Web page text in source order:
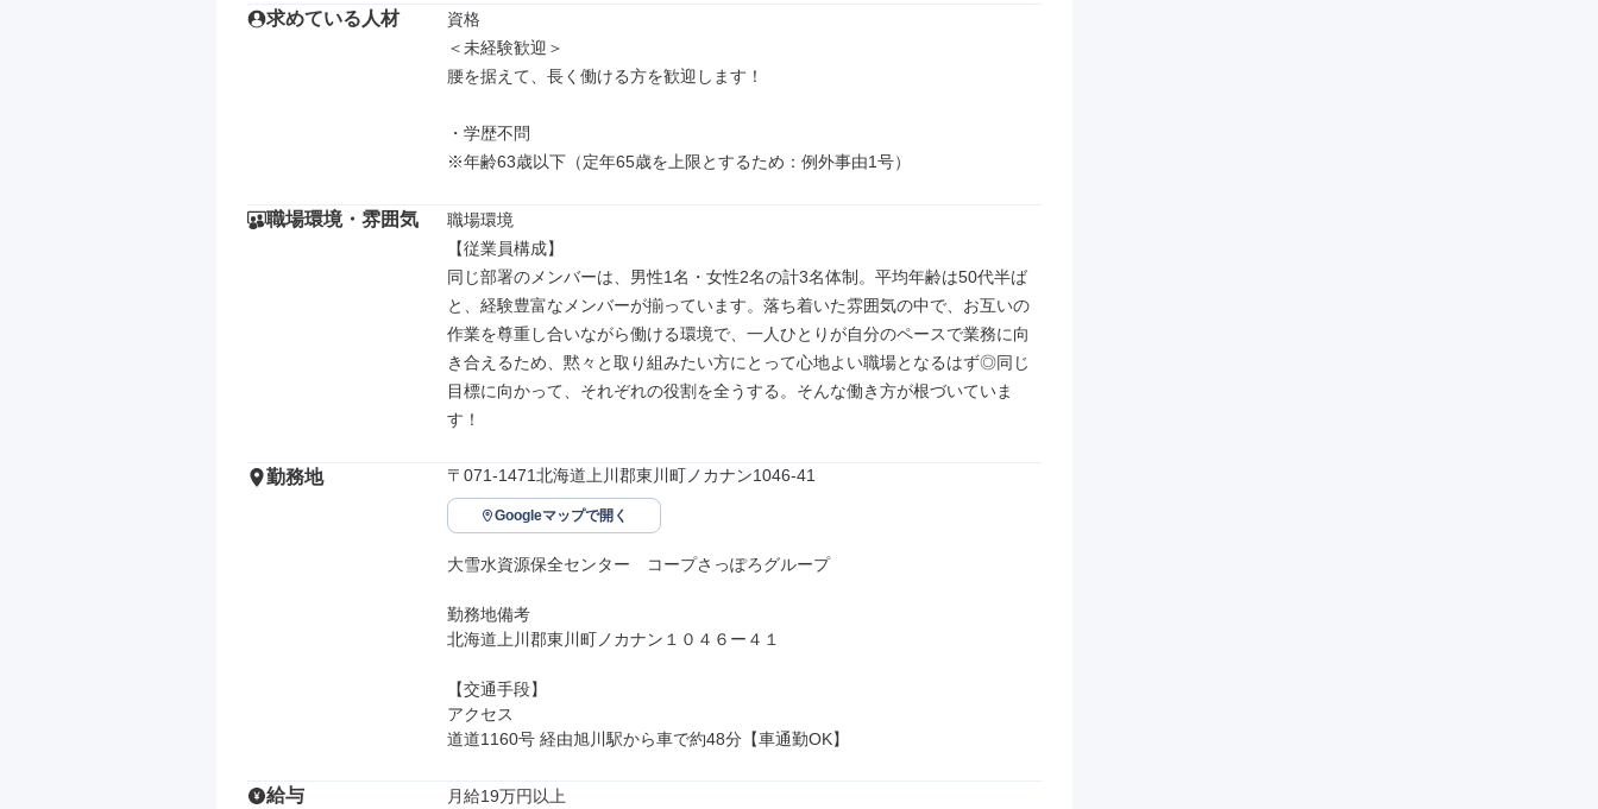
求めている人材
資格
＜未経験歓迎＞
腰を据えて、長く働ける方を歓迎します！
・学歴不問
※年齢63歳以下（定年65歳を上限とするため：例外事由1号）
職場環境・雰囲気
職場環境
【従業員構成】
同じ部署のメンバーは、男性1名・女性2名の計3名体制。平均年齢は50代半ば
と、経験豊富なメンバーが揃っています。落ち着いた雰囲気の中で、お互いの
作業を尊重し合いながら働ける環境で、一人ひとりが自分のペースで業務に向
き合えるため、黙々と取り組みたい方にとって心地よい職場となるはず◎同じ
目標に向かって、それぞれの役割を全うする。そんな働き方が根づいていま
す！
勤務地 〒071-1471北海道上川郡東川町ノカナン1046-41
Googleマップで開く
大雪水資源保全センター　コープさっぽろグループ
勤務地備考
北海道上川郡東川町ノカナン１０４６ー４１
【交通手段】
アクセス
道道1160号 経由旭川駅から車で約48分【車通勤OK】
給与 月給19万円以上